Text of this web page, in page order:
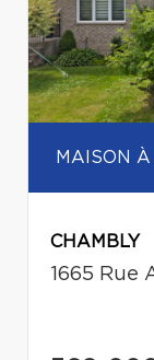
MAISON À
CHAMBLY
1665 Rue